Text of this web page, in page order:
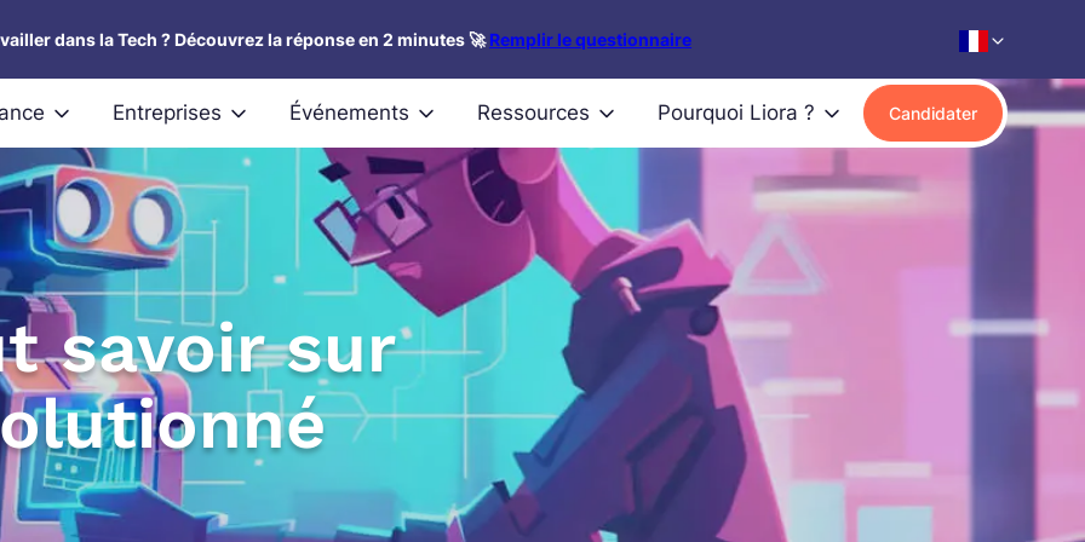
dans la Tech ? Découvrez la réponse en 2 minutes 🚀Remplir le questionnaire
Entreprises Événements Ressources Pourquoi Liora ? Candidater
savoir sur